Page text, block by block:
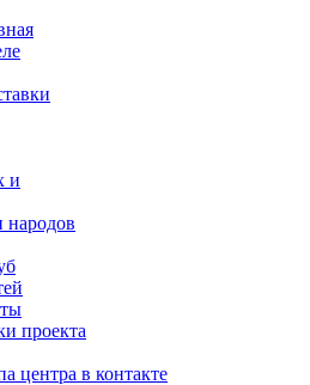
и
проекта
центра в контакте